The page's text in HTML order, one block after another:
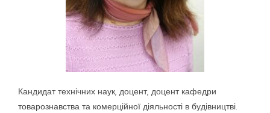
Кандидат технічних наук, доцент, доцент кафедри
товарознавства та комерційної діяльності в будівництві.